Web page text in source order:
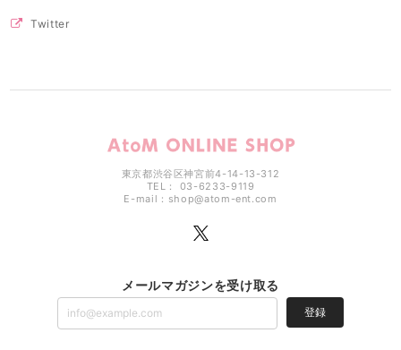
Twitter
東京都渋谷区神宮前4-14-13-312
TEL： 03-6233-9119
E-mail： shop@atom-ent.com
メールマガジンを受け取る
登録